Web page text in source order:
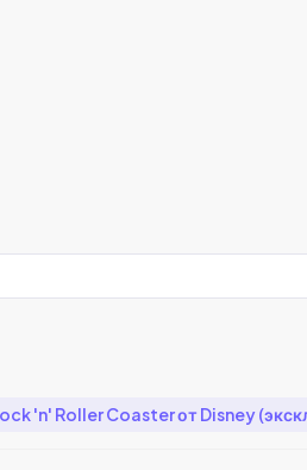
'n' Roller Coaster от Disney